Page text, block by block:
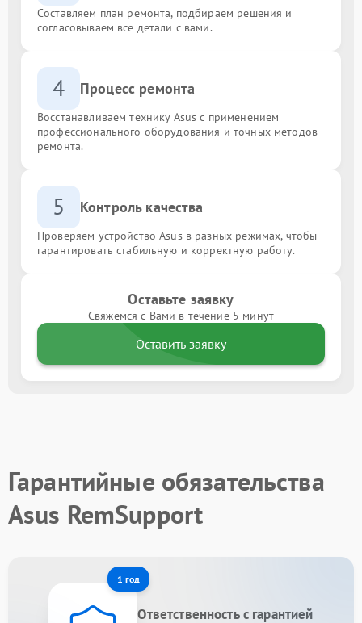
Составляем план ремонта, подбираем решения и
согласовываем все детали с вами.
4 Процесс ремонта
Восстанавливаем технику Asus с применением
профессионального оборудования и точных методов
ремонта.
5 Контроль качества
Проверяем устройство Asus в разных режимах, чтобы
гарантировать стабильную и корректную работу.
Оставьте заявку
Свяжемся с Вами в течение 5 минут
Оставить заявку
Гарантийные обязательства
Asus RemSupport
1 год
Ответственность с гарантией